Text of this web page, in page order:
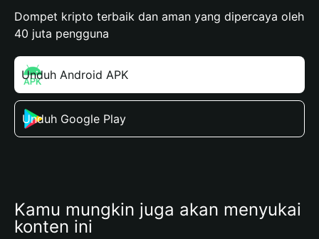
Dompet kripto terbaik dan aman yang dipercaya oleh
40 juta pengguna
Unduh Android APK
Unduh Google Play
Kamu mungkin juga akan menyukai
konten ini